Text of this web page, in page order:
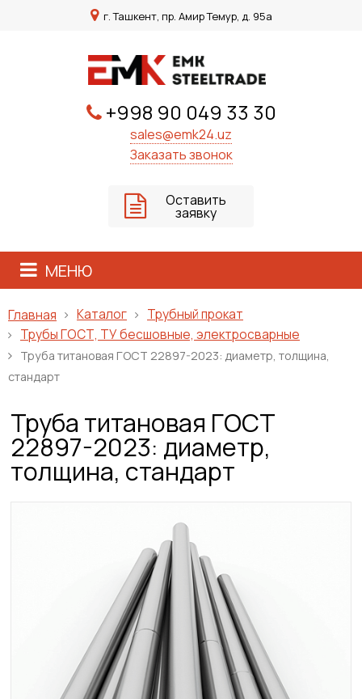
г. Ташкент, пр. Амир Темур, д. 95а
+998 90 049 33 30
sales@emk24.uz
Заказать звонок
Оставить
заявку
МЕНЮ
Главная Каталог
Трубный прокат
Трубы ГОСТ, ТУ бесшовные, электросварные
Труба титановая ГОСТ 22897-2023: диаметр, толщина,
стандарт
Труба титановая ГОСТ
22897-2023: диаметр,
толщина, стандарт